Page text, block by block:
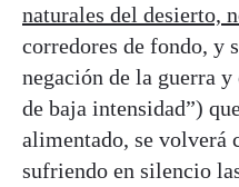
naturales del desierto,
corredores de fondo, y
negación de la guerra
de baja intensidad”)
alimentado, se volverá
sufriendo en silencio